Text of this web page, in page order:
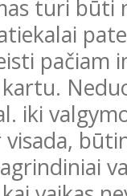
turi būti
pačiam
iki
visada,